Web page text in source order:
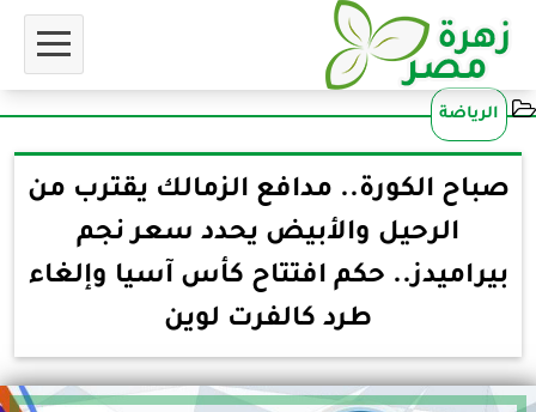
الرياضة
صباح الكورة.. مدافع الزمالك يقترب من
الرحيل والأبيض يحدد سعر نجم
بيراميدز.. حكم افتتاح كأس آسيا وإلغاء
طرد كالفرت لوين